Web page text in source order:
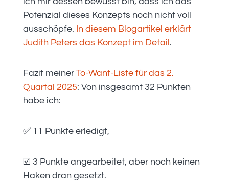
Potenzial dieses Konzepts noch nicht voll
ausschöpfe. In diesem Blogartikel erklärt
Judith Peters das Konzept im Detail.
Fazit meiner To-Want-Liste für das 2.
Quartal 2025: Von insgesamt 32 Punkten
habe ich:
✅ 11 Punkte erledigt,
☑️ 3 Punkte angearbeitet, aber noch keinen
Haken dran gesetzt.